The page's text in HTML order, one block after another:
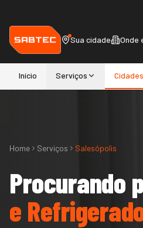
Sua cidade Onde
Início Serviços Cidades
Home Serviços Salesópolis
Procurando
e